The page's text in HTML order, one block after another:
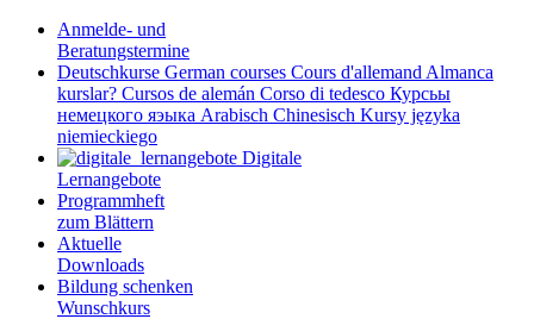
Anmelde- und
Beratungstermine
Deutschkurse German courses Cours d'allemand Almanca
kurslar? Cursos de alemán Corso di tedesco Курсьы
немецкого яэыка Arabisch Chinesisch Kursy języka
niemieckiego
Digitale
Lernangebote
Programmheft
zum Blättern
Aktuelle
Downloads
Bildung schenken
Wunschkurs